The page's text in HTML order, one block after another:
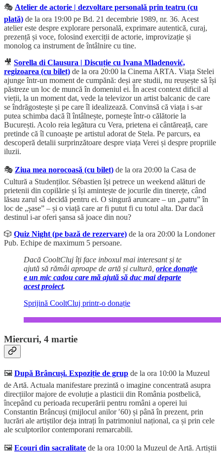
🎭 Atelier de actorie | dezvoltare personală prin teatru (cu
plată) de la ora 19:00 pe Bd. 21 decembrie 1989, nr. 36. Acest
atelier este despre explorare personală, exprimare autentică, curaj,
prezență și voce, folosind exerciții de actorie, improvizație și
monolog ca instrument de întâlnire cu tine.
🎥 Sorella di Clausura | Discuție cu Ivana Mladenović,
regizoarea (cu bilet) de la ora 20:00 la Cinema ARTA. Viața Stelei
ajunge într-un moment de cumpănă: deși are studii, nu reușește să își
păstreze un loc de muncă în domeniul ei. În acest context dificil al
vieții, la un moment dat, vede la televizor un artist balcanic de care
se îndrăgostește și pe care îl idealizează. Convinsă că viața i s-ar
putea schimba dacă îl întâlnește, pornește într-o călătorie la
București. Acolo reia legătura cu Vera, prietena ei cântăreață, care
pretinde că îl cunoaște pe artistul adorat de Stela. Pe parcurs, ea
descoperă detalii surprinzătoare despre viața Verei și despre propriile
iluzii.
🎭 Ziua mea norocoasă (cu bilet) de la ora 20:00 la Casa de
Cultură a Studenților. Sébastien își petrece un weekend alături de
prietenii din copilărie și își amintește de jocurile din tinerețe, când
lăsau zarul să decidă pentru ei. O singură aruncare – un „patru” în
loc de „șase” – și o viață care ar fi putut fi cu totul alta. Dar dacă
destinul i-ar oferi șansa să joace din nou?
🎲 Quiz Night (pe bază de rezervare) de la ora 20:00 la Londoner
Pub. Echipe de maximum 5 persoane.
Dacă CooltCluj îți face inboxul mai interesant și te
ajută să rămâi aproape de artă și cultură, orice donație
e un mic cadou care mă ajută să duc mai departe
acest proiect.
Sprijină CooltCluj printr-o donație
Miercuri, 4 martie
🖼️ După Brâncuși. Expoziție de grup de la ora 10:00 la Muzeul
de Artă. Actuala manifestare prezintă o imagine concentrată asupra
direcțiilor majore de evoluție a plasticii din România postbelică,
începând cu perioada recuperării pentru români a operei lui
Constantin Brâncuși (mijlocul anilor ′60) și până în prezent, prin
lucrări ale artiștilor deja intrați în patrimoniul național, ca și prin cele
ale sculptorilor contemporani remarcabili.
🖼️ Ecouri din sacralitate de la ora 10:00 la Muzeul de Artă. Artiștii